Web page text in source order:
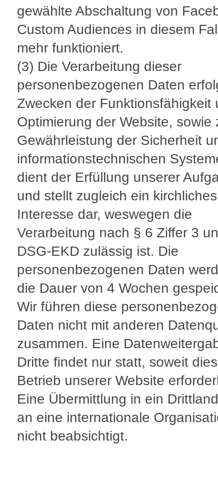
gewählte Abschaltung von
Custom Audiences in diesem
mehr funktioniert.
(3) Die Verarbeitung dieser
personenbezogenen Daten
Zwecken der Funktionsfähigkeit
Optimierung der Website, sowie
Gewährleistung der Sicherheit
informationstechnischen
dient der Erfüllung unserer
und stellt zugleich ein kirchliches
Interesse dar, weswegen die
Verarbeitung nach § 6 Ziffer 3
DSG-EKD zulässig ist. Die
personenbezogenen Daten
die Dauer von 4 Wochen
Wir führen diese
Daten nicht mit anderen
zusammen. Eine
Dritte findet nur statt, soweit
Betrieb unserer Website
Eine Übermittlung in ein
an eine internationale
nicht beabsichtigt.